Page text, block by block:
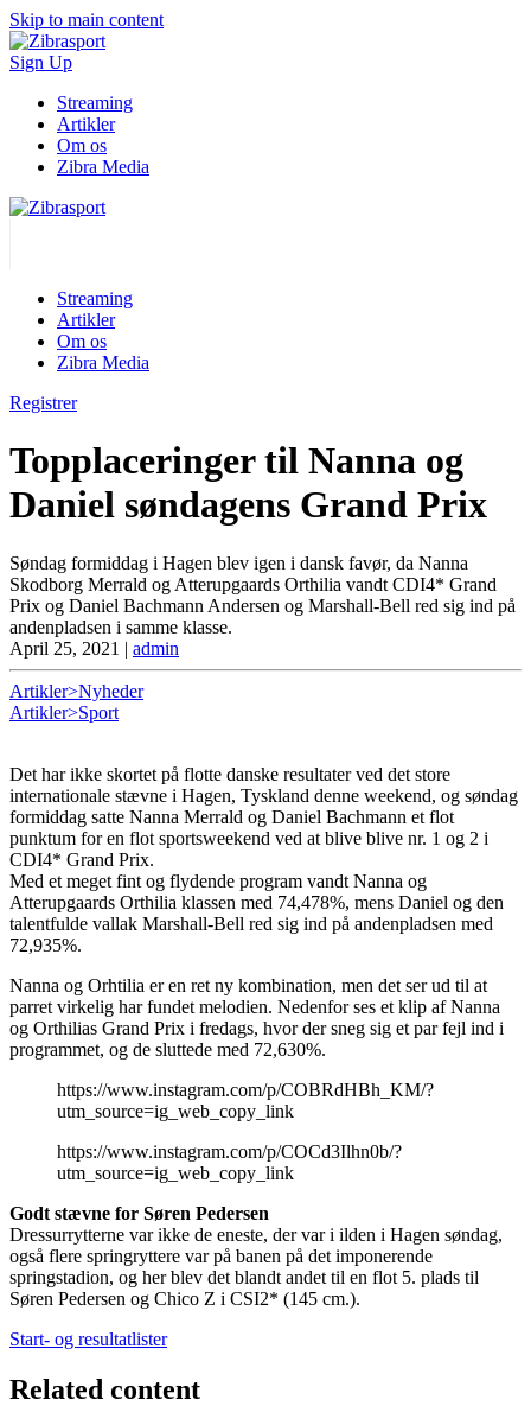
Skip to main content
Sign Up
Streaming
Artikler
Om os
Zibra Media
Streaming
Artikler
Om os
Zibra Media
Registrer
Topplaceringer til Nanna og
Daniel søndagens Grand Prix
Søndag formiddag i Hagen blev igen i dansk favør, da Nanna
Skodborg Merrald og Atterupgaards Orthilia vandt CDI4* Grand
Prix og Daniel Bachmann Andersen og Marshall-Bell red sig ind på
andenpladsen i samme klasse.
April 25, 2021 | admin
Artikler>Nyheder
Artikler>Sport
Det har ikke skortet på flotte danske resultater ved det store
internationale stævne i Hagen, Tyskland denne weekend, og søndag
formiddag satte Nanna Merrald og Daniel Bachmann et flot
punktum for en flot sportsweekend ved at blive blive nr. 1 og 2 i
CDI4* Grand Prix.
Med et meget fint og flydende program vandt Nanna og
Atterupgaards Orthilia klassen med 74,478%, mens Daniel og den
talentfulde vallak Marshall-Bell red sig ind på andenpladsen med
72,935%.
Nanna og Orhtilia er en ret ny kombination, men det ser ud til at
parret virkelig har fundet melodien. Nedenfor ses et klip af Nanna
og Orthilias Grand Prix i fredags, hvor der sneg sig et par fejl ind i
programmet, og de sluttede med 72,630%.
https://www.instagram.com/p/COBRdHBh_KM/?
utm_source=ig_web_copy_link
https://www.instagram.com/p/COCd3Ilhn0b/?
utm_source=ig_web_copy_link
Godt stævne for Søren Pedersen
Dressurrytterne var ikke de eneste, der var i ilden i Hagen søndag,
også flere springryttere var på banen på det imponerende
springstadion, og her blev det blandt andet til en flot 5. plads til
Søren Pedersen og Chico Z i CSI2* (145 cm.).
Start- og resultatlister
Related content